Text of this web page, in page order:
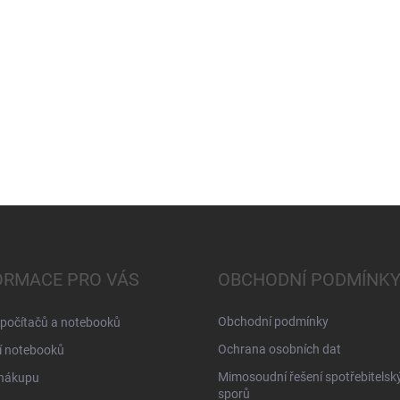
PRO VÁS
a notebooků
notebooků
OBCHODNÍ PODMÍNKY
Obchodní podmínky
Ochrana osobních dat
Mimosoudní řešení
sporů